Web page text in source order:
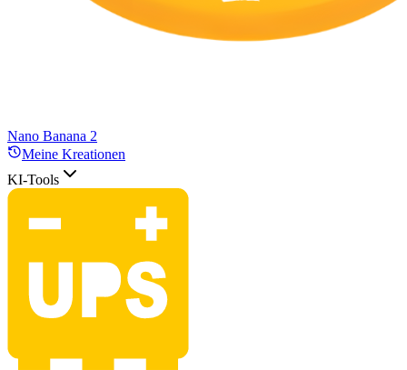
Nano Banana 2
Meine Kreationen
KI-Tools